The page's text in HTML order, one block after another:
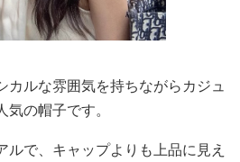
カルな雰囲気を持ちながらカジュ
の帽子です。
ルで、キャップよりも上品に見え